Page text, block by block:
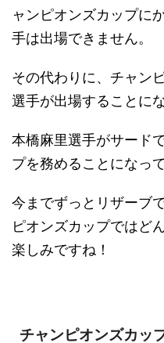
ャンピオンズカップに
手は出場できません。
その代わりに、チャン
選手が出場することに
本橋麻里選手がサード
プを務めることになっ
今までずっとリザーブ
ピオンズカップではど
楽しみですね！
チャンピオンズカッ